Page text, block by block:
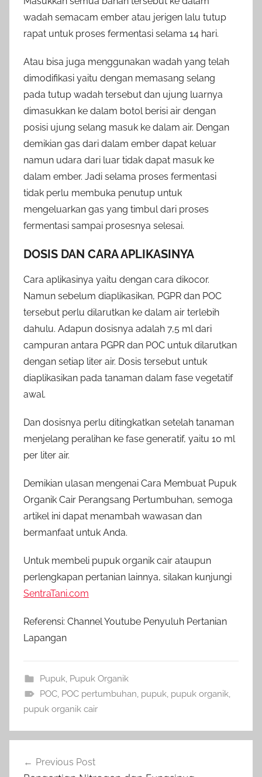
wadah semacam ember atau jerigen lalu tutup
rapat untuk proses fermentasi selama 14 hari.
Atau bisa juga menggunakan wadah yang telah
dimodifikasi yaitu dengan memasang selang
pada tutup wadah tersebut dan ujung luarnya
dimasukkan ke dalam botol berisi air dengan
posisi ujung selang masuk ke dalam air. Dengan
demikian gas dari dalam ember dapat keluar
namun udara dari luar tidak dapat masuk ke
dalam ember. Jadi selama proses fermentasi
tidak perlu membuka penutup untuk
mengeluarkan gas yang timbul dari proses
fermentasi sampai prosesnya selesai.
DOSIS DAN CARA APLIKASINYA
Cara aplikasinya yaitu dengan cara dikocor.
Namun sebelum diaplikasikan, PGPR dan POC
tersebut perlu dilarutkan ke dalam air terlebih
dahulu. Adapun dosisnya adalah 7,5 ml dari
campuran antara PGPR dan POC untuk dilarutkan
dengan setiap liter air. Dosis tersebut untuk
diaplikasikan pada tanaman dalam fase vegetatif
awal.
Dan dosisnya perlu ditingkatkan setelah tanaman
menjelang peralihan ke fase generatif, yaitu 10 ml
per liter air.
Demikian ulasan mengenai Cara Membuat Pupuk
Organik Cair Perangsang Pertumbuhan, semoga
artikel ini dapat menambah wawasan dan
bermanfaat untuk Anda.
Untuk membeli pupuk organik cair ataupun
perlengkapan pertanian lainnya, silakan kunjungi
SentraTani.com
Referensi: Channel Youtube Penyuluh Pertanian
Lapangan
Pupuk, Pupuk Organik
POC, POC pertumbuhan, pupuk, pupuk organik,
pupuk organik cair
pos
Previous Post